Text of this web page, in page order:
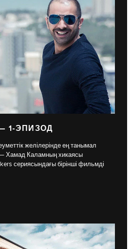
1-ЭПИЗОД
желілерінде ең танымал
— Хамад Каламның хикаясы
сериясындағы бірінші фильмді